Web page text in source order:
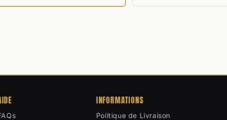
INFORMATIONS
Politique de Livraison